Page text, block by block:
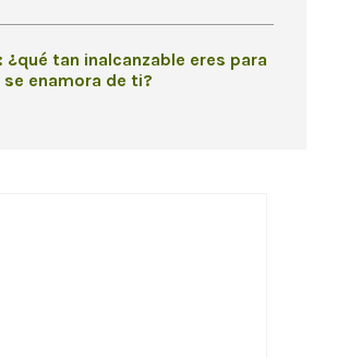
¿qué tan inalcanzable eres para
se enamora de ti?